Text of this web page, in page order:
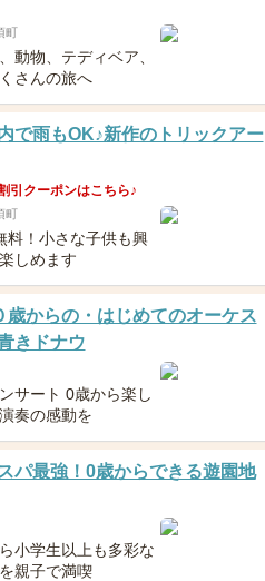
町
動物、テディベア、
さんの旅へ
で雨もOK♪新作のトリックアー
引クーポンはこちら♪
町
料！小さな子供も興
しめます
歳からの・はじめてのオーケス
きドナウ
サート 0歳から楽し
奏の感動を
パ最強！0歳からできる遊園地
小学生以上も多彩な
親子で満喫